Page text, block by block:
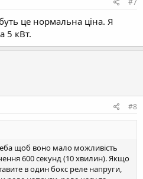
#7
це нормальна ціна. Я
5 кВт.
#8
щоб воно мало можливість
600 секунд (10 хвилин). Якщо
в один бокс реле напруги,